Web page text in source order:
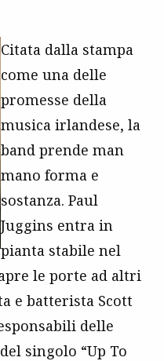
Citata dalla stampa
come una delle
promesse della
musica irlandese, la
band prende man
mano forma e
sostanza. Paul
Juggins entra in
pianta stabile nel
le porte ad altri
e batterista Scott
delle
singolo “Up To